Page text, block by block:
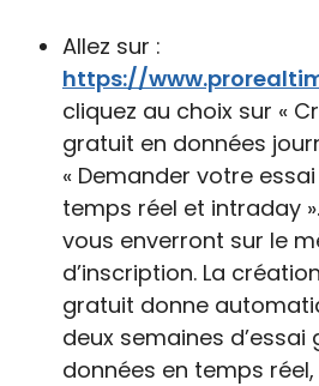
Allez sur :
https://
cliquez au choix sur «
gratuit en données
« Demander votre
temps réel et intraday
vous enverront sur le
d’inscription. La
gratuit donne
deux semaines d’essai
données en temps réel,